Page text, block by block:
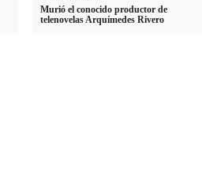
Murió el conocido productor de
telenovelas Arquímedes Rivero